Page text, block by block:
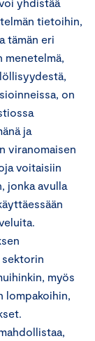
tietoihin,
tämän eri
on
ja
viranomaisen
voitaisiin
jonka avulla
myös